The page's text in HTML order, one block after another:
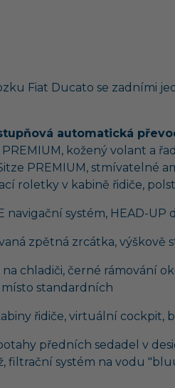
Fiat Ducato se zadními
stupňová automatická
kožený volant a
PREMIUM, stmívatelné
roletky v kabině řidiče,
navigační systém, HEAD-UP
zpětná zrcátka,
chladiči, černé rámování
standardních
řidiče, virtuální cockpit,
předních sedadel v
filtrační systém na vodu